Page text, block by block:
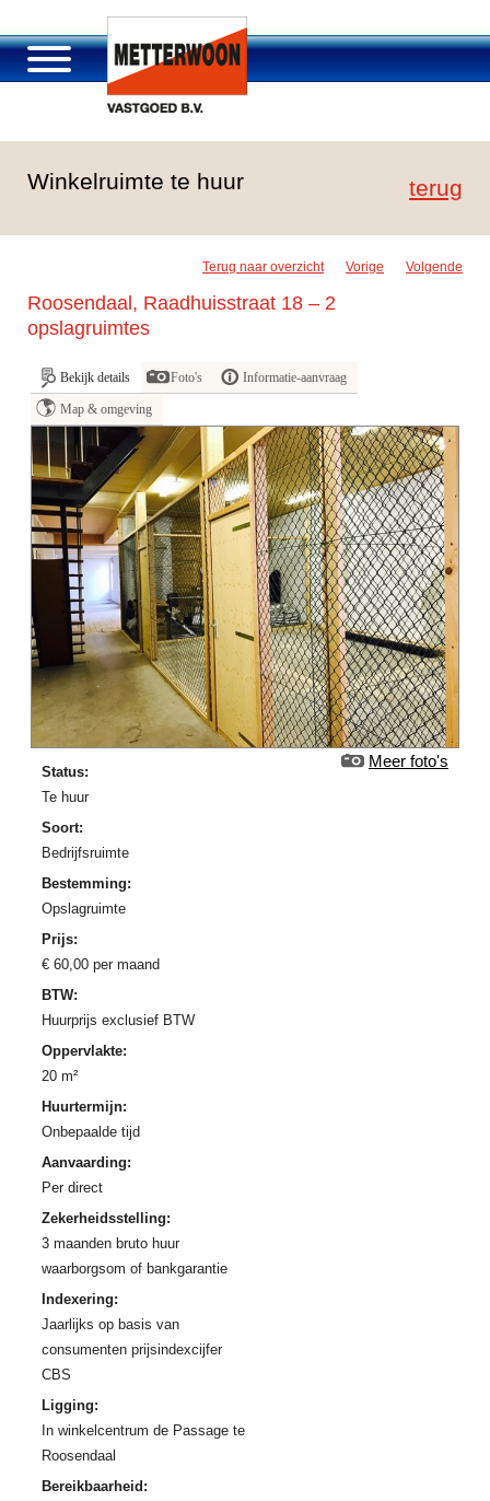
Portfolio
Contact
Winkelruimte te huur terug
Terug naar overzicht Vorige Volgende
Roosendaal, Raadhuisstraat 18 – 2
opslagruimtes
Bekijk details Foto's Informatie-aanvraag
Map & omgeving
Meer foto's
Status:
Te huur
Soort:
Bedrijfsruimte
Bestemming:
Opslagruimte
Prijs:
€60,00 per maand
BTW:
Huurprijs exclusief BTW
Oppervlakte:
20 m²
Huurtermijn:
Onbepaalde tijd
Aanvaarding:
Per direct
Zekerheidsstelling:
3 maanden bruto huur
waarborgsom of bankgarantie
Indexering:
Jaarlijks op basis van
consumenten prijsindexcijfer
CBS
Ligging:
In winkelcentrum de Passage te
Roosendaal
Bereikbaarheid: